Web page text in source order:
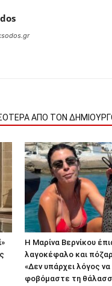
ΑΠΟ ΤΟΝ
Η Μαρίνα Βερνίκου
λαγοκέφαλο και
«Δεν υπάρχει λόγος να
φοβόμαστε τη